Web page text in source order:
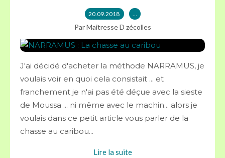
20.09.2018 …
Par Maitresse D zécolles
J'ai décidé d'acheter la méthode NARRAMUS, je
voulais voir en quoi cela consistait ... et
franchement je n'ai pas été déçue avec la sieste
de Moussa ... ni même avec le machin... alors je
voulais dans ce petit article vous parler de la
chasse au caribou...
Lire la suite